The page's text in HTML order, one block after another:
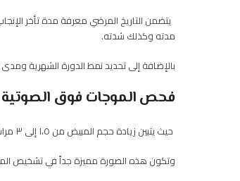
يتضمن التاريخ المرضي معرفة مدة تأخر
مدته وكذلك شدته.
بالإضافة إلى تحديد نمط الدورة الشهرية
فحص الموجات فوق الصوتية
حيث يتبين زيادة حجم المبيض من ١،٥ إلى ٣ مرات حجمه الطبيعي، وتظهر التكيسات في صورة “سلسلة من اللآلئ” على سطح المبيض.
وتكون هذه الصورة مميزة جداً في تشخيص